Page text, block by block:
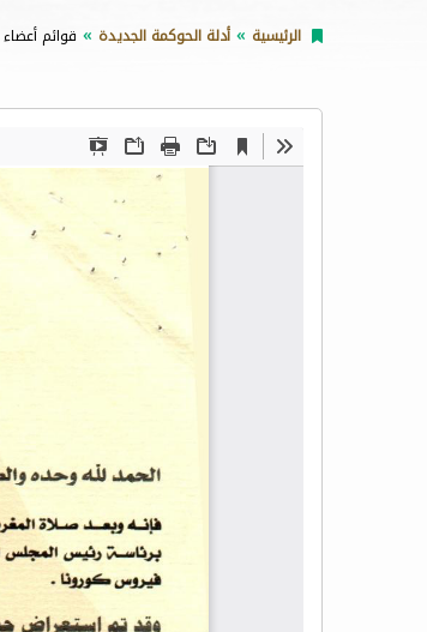
الرئيسية أدلة الحوكمة الجديدة قوائم